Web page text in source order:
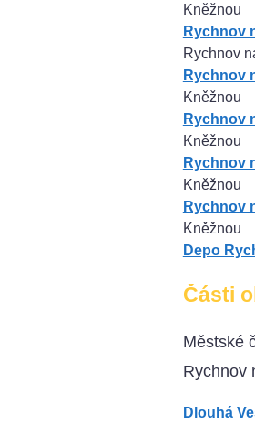
Kněžnou
Rychnov
Rychnov
Rychnov
Kněžnou
Rychnov
Kněžnou
Rychnov
Kněžnou
Rychnov
Kněžnou
Depo
Části
Městské
Rychnov
Dlouhá